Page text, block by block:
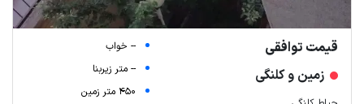
قیمت توافقی
زمین و کلنگی
-- خواب
-- متر زیربنا
450 متر زمین